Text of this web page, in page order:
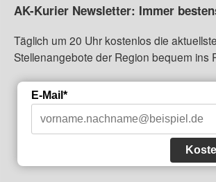
AK-Kurier Newsletter: Immer
Täglich um 20 Uhr kostenlos die
Stellenangebote der Region bequem ins
E-Mail*